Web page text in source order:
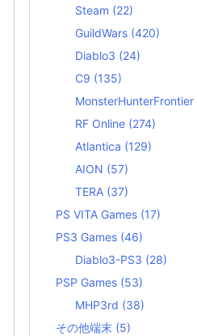
Steam (22)
GuildWars (420)
Diablo3 (24)
C9 (135)
MonsterHunterFrontier
RF Online (274)
Atlantica (129)
AION (57)
TERA (37)
PS VITA Games (17)
PS3 Games (46)
Diablo3-PS3 (28)
PSP Games (53)
MHP3rd (38)
その他端末 (5)